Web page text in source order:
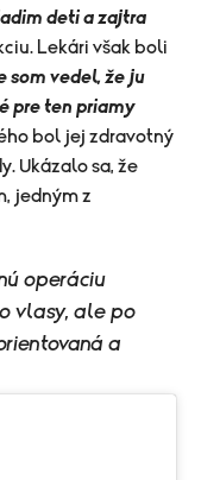
deti a zajtra
Lekári však boli
som vedel, že ju
pre ten priamy
bol jej zdravotný
Ukázalo sa, že
jedným z
operáciu
vlasy, ale po
a